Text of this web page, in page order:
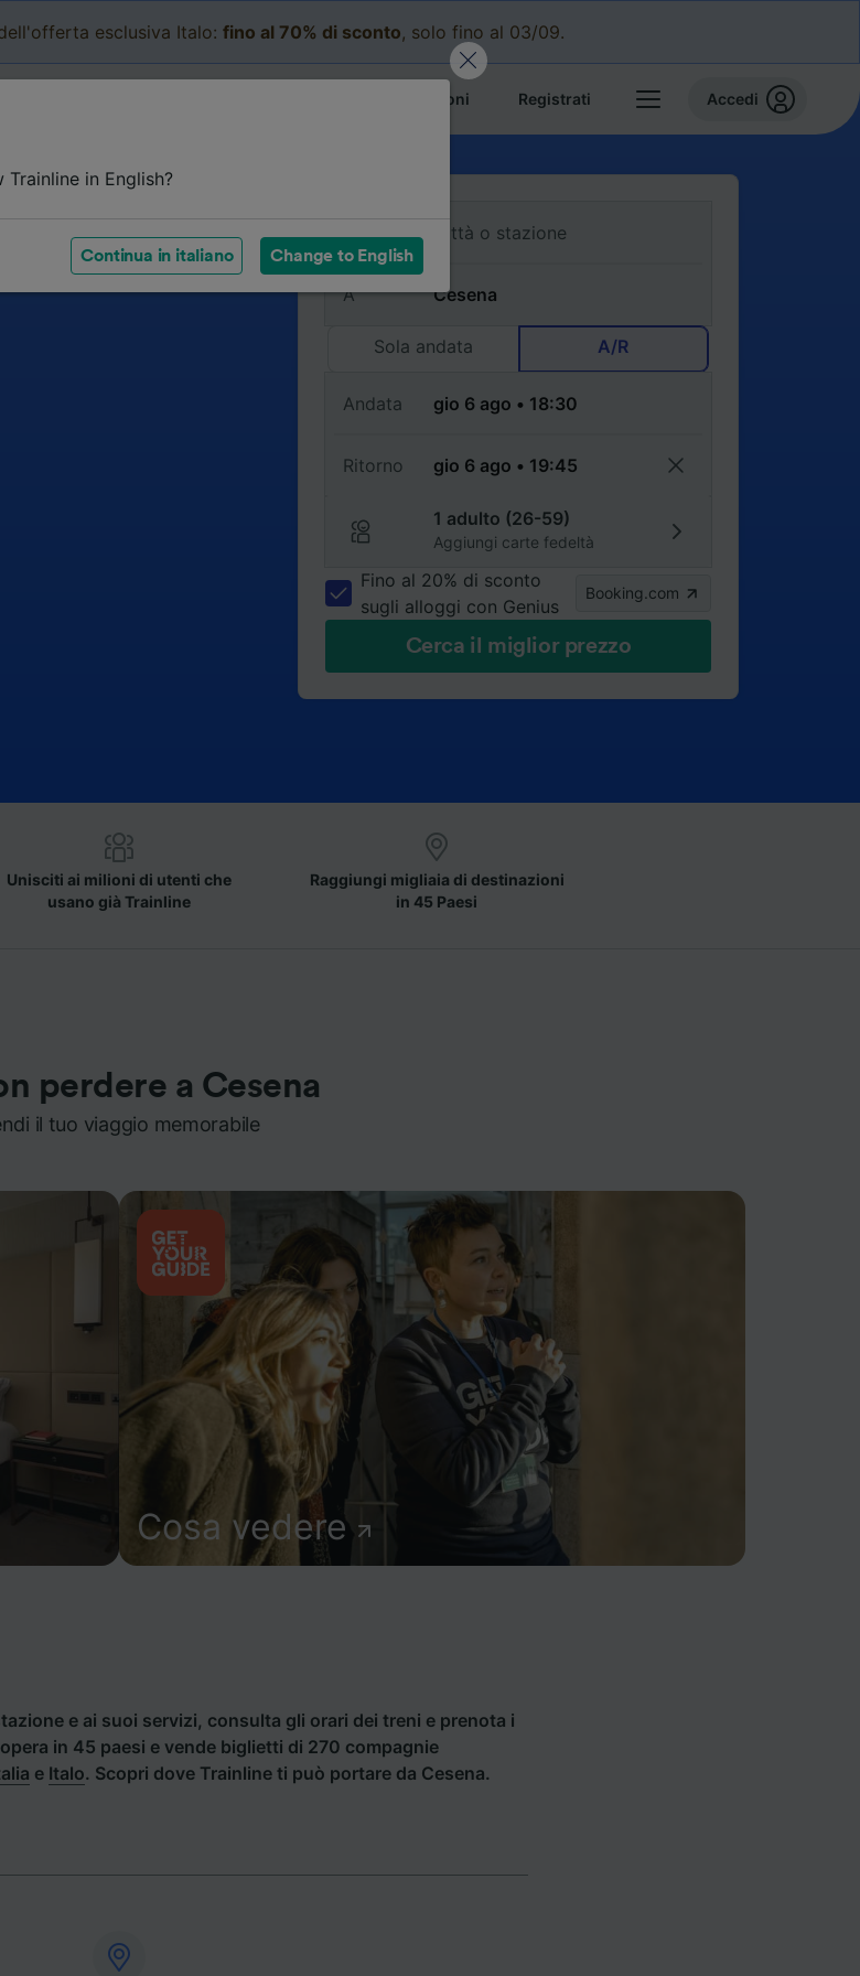
esclusiva Italo: fino al 70% di sconto, solo fino al 03/09.
Le mie prenotazioni Registrati Accedi
Da
A
Sola andata A/R
Andata
Ritorno
1 adulto (26-59)
Aggiungi carte fedeltà
Fino al 20% di sconto
sugli alloggi con Genius
Booking.com
Cerca il miglior prezzo
Unisciti ai milioni di utenti che
usano già Trainline
Raggiungi migliaia di destinazioni
in 45 Paesi
perdere a Cesena
il tuo viaggio memorabile
Cosa vedere
e ai suoi servizi, consulta gli orari dei treni e prenota i
in 45 paesi e vende biglietti di 270 compagnie
e Italo. Scopri dove Trainline ti può portare da Cesena.
in English?
Continua in italiano Change to English